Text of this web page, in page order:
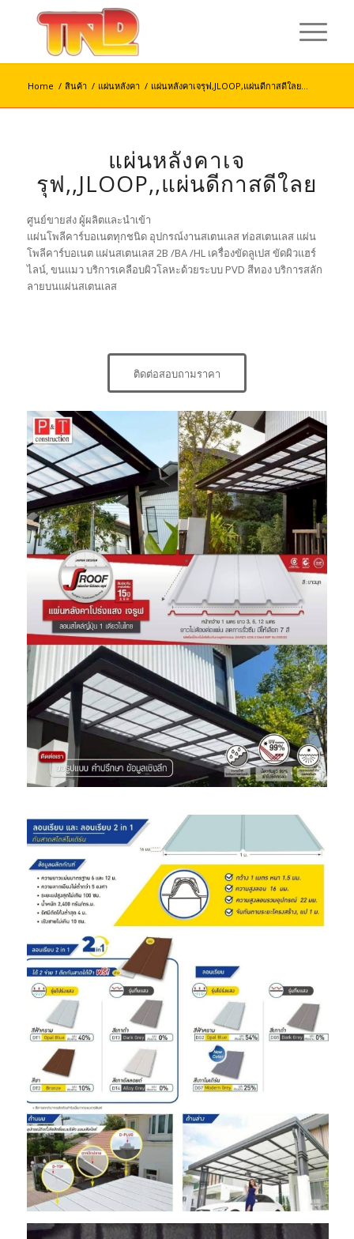
Home / สินค้า / แผ่นหลังคา / แผ่นหลังคาเจรุฟ,JLOOP,แผ่นดีกาสดีใลย...
แผ่นหลังคาเจ
รุฟ,,JLOOP,,แผ่นดีกาสดีใลย
ศูนย์ขายส่ง ผู้ผลิตและนำเข้า
แผ่นโพลีคาร์บอเนตทุกชนิด อุปกรณ์งานสเตนเลส ท่อสเตนเลส แผ่น
โพลีคาร์บอเนต แผ่นสเตนเลส 2B /BA /HL เครื่องขัดลูเปส ขัดผิวแฮร์
ไลน์, ขนแมว บริการเคลือบผิวโลหะด้วยระบบ PVD สีทอง บริการสลัก
ลายบนแผ่นสเตนเลส
ติดต่อสอบถามราคา